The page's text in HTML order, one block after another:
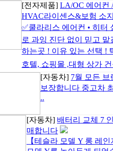
[전자제품] LA/OC 에어컨
HVAC라이센스&보험 소
✅쿨라리스 에어컨 • 히
로 과잉 진단 없이 믿고
하는곳 ! 이유 있는 선택 !
호텔, 쇼핑몰 ,대형 상가
[자동차] 7월 모든 브
보장합니다 중고차
..
[자동차] 배터리 교체 7
매합니다
【테슬라 모델 Y 롱 레